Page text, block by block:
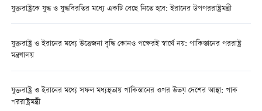
যুক্তরাষ্ট্রকে যুদ্ধ ও যুদ্ধবিরতির মধ্যে একটি বেছে নিতে হবে: ইরানের উপপররাষ্ট্রমন্ত্রী
যুক্তরাষ্ট্র ও ইরানের মধ্যে উত্তেজনা বৃদ্ধি কোনও পক্ষেরই স্বার্থে নয়: পাকিস্তানের পররাষ্ট্র
মন্ত্রণালয়
যুক্তরাষ্ট্র ও ইরানের মধ্যে সফল মধ্যস্থতায় পাকিস্তানের ওপর উভয় দেশের আস্থা: পাক
পররাষ্ট্রমন্ত্রী